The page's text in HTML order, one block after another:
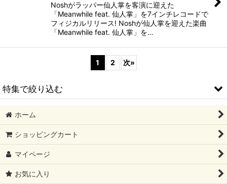
Noshがラッパー仙人掌を客演に迎えた
「Meanwhile feat. 仙人掌」を7インチレコードで
フィジカルリリース! Noshが仙人掌を迎えた楽曲
「Meanwhile feat. 仙人掌」を…
1 2 次»
特集で絞り込む
2026/08 新譜
2026/07 新譜
2026/06 新譜
ホーム
ショッピングカート
マイページ
お気に入り